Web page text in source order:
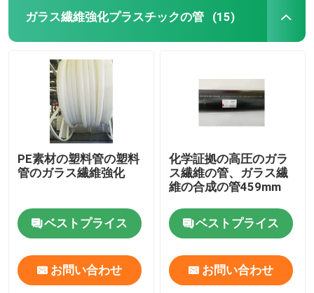
ガラス繊維強化プラスチックの管 (15)
PE素材の塑料管の塑料
管のガラス繊維強化
ベストプライス
お問い合わせ
化学証拠の高圧のガラ
ス繊維の管、ガラス繊
維の合成の管459mm
ベストプライス
お問い合わせ